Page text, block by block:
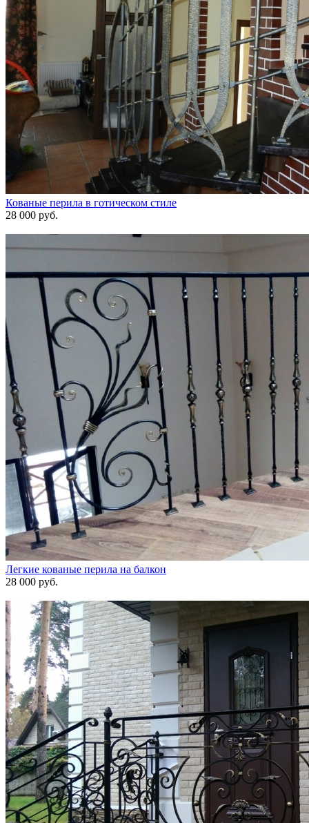
Кованые перила в готическом стиле
28 000 руб.
Легкие кованые перила на балкон
28 000 руб.